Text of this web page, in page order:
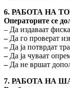
6. РАБОТА НА
Операторите се
– Да издаваат
– Да го проверат
– Да ја потврдат
– Да ја чуваат
– Да не вршат
7. РАБОТА НА